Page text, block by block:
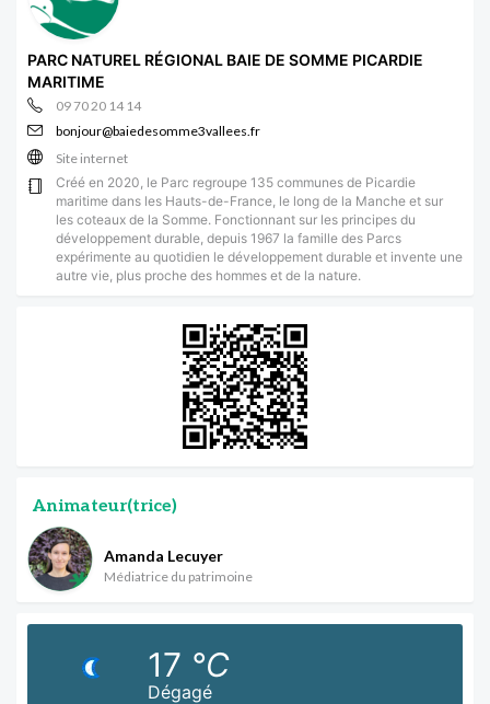
PARC NATUREL RÉGIONAL BAIE DE SOMME PICARDIE
MARITIME
09 70 20 14 14
bonjour@baiedesomme3vallees.fr
Site internet
Créé en 2020, le Parc regroupe 135 communes de Picardie
maritime dans les Hauts-de-France, le long de la Manche et sur
les coteaux de la Somme. Fonctionnant sur les principes du
développement durable, depuis 1967 la famille des Parcs
expérimente au quotidien le développement durable et invente une
autre vie, plus proche des hommes et de la nature.
Animateur(trice)
Amanda Lecuyer
Médiatrice du patrimoine
Dégagé
17 °C